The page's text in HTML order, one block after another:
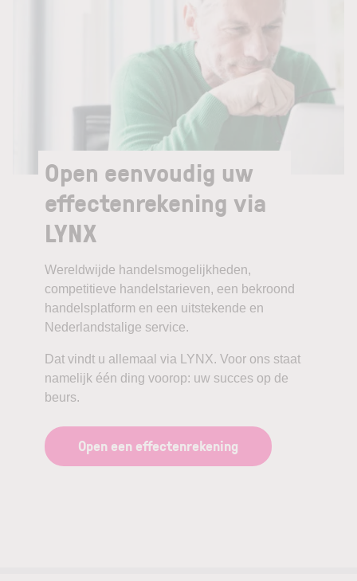
Open eenvoudig uw
effectenrekening via
LYNX
Wereldwijde handelsmogelijkheden,
competitieve handelstarieven, een bekroond
handelsplatform en een uitstekende en
Nederlandstalige service.
Dat vindt u allemaal via LYNX. Voor ons staat
namelijk één ding voorop: uw succes op de
beurs.
Open een effectenrekening